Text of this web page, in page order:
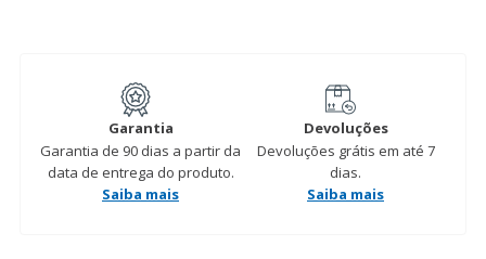
Garantia
Garantia de 90 dias a partir da
data de entrega do produto.
Saiba mais
Devoluções
Devoluções grátis em até 7
dias.
Saiba mais